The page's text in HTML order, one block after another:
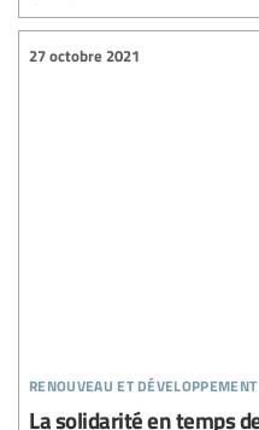
renouveau et
27 octobre 2021
La solidarité en temps